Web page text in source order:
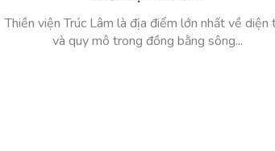
Thiền viện Trúc Lâm là địa điểm lớn nhất về diện
và quy mô trong đồng bằng sông...